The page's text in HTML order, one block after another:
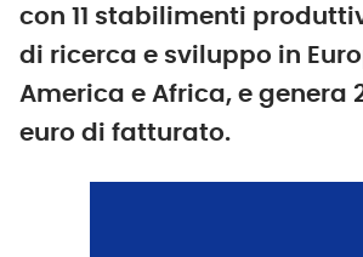
con 11 stabilimenti
di ricerca e sviluppo in
America e Africa, e genera
euro di fatturato.